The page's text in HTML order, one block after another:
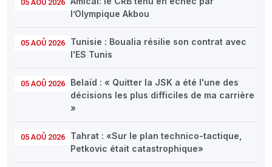
05 AOÛ 2026
l’Olympique Akbou
05 AOÛ 2026
Tunisie : Boualia résilie son contrat avec
l'ES Tunis
05 AOÛ 2026
Belaïd : « Quitter la JSK a été l'une des
décisions les plus difficiles de ma carrière
»
05 AOÛ 2026
Tahrat : «Sur le plan technico-tactique,
Petkovic était catastrophique»